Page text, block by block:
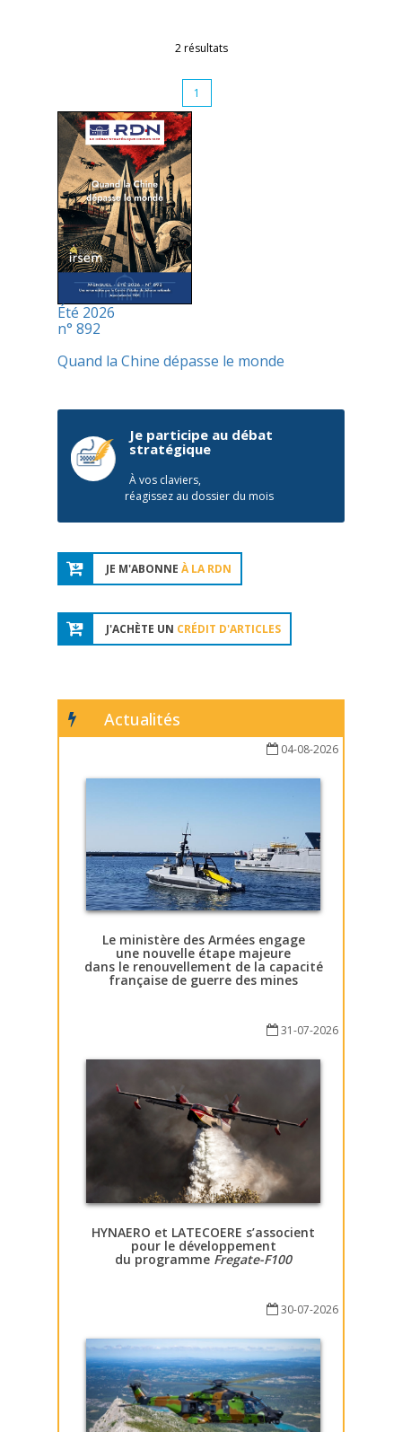
2 résultats
1
Été 2026
n° 892
Quand la Chine dépasse le monde
Je participe au débat
stratégique
À vos claviers,
réagissez au dossier du mois
JE M'ABONNE À LA RDN
J'ACHÈTE UN CRÉDIT D'ARTICLES
Actualités
04-08-2026
Le ministère des Armées engage
une nouvelle étape majeure
dans le renouvellement de la capacité
française de guerre des mines
31-07-2026
HYNAERO et LATECOERE s’associent
pour le développement
du programme Fregate-F100
30-07-2026